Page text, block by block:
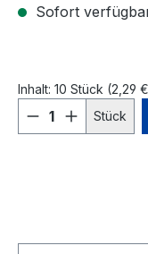
Sofort
Inhalt: 10 Stück (2,29
ProduktStück